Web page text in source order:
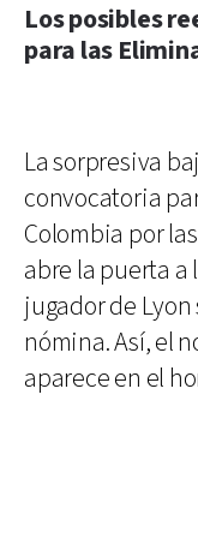
Los posibles
para las
La sorpresiva
convocatoria
Colombia por
abre la puerta
jugador de
nómina. Así, el
aparece en el